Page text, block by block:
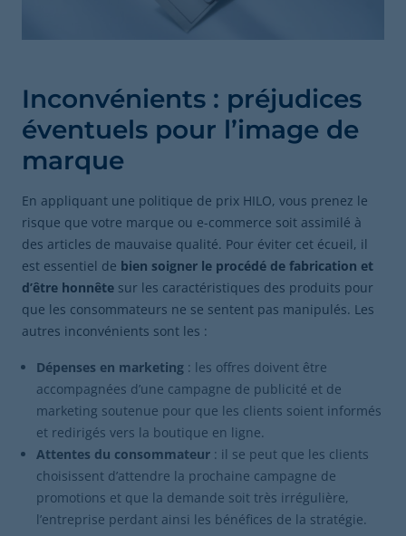
Inconvénients : préjudices
éventuels pour l’image de
marque
En appliquant une politique de prix HILO, vous prenez le
risque que votre marque ou e-commerce soit assimilé à
des articles de mauvaise qualité. Pour éviter cet écueil, il
est essentiel de bien soigner le procédé de fabrication et
d’être honnête sur les caractéristiques des produits pour
que les consommateurs ne se sentent pas manipulés. Les
autres inconvénients sont les :
Dépenses en marketing : les offres doivent être
accompagnées d’une campagne de publicité et de
marketing soutenue pour que les clients soient informés
et redirigés vers la boutique en ligne.
Attentes du consommateur : il se peut que les clients
choisissent d’attendre la prochaine campagne de
promotions et que la demande soit très irrégulière,
l’entreprise perdant ainsi les bénéfices de la stratégie.